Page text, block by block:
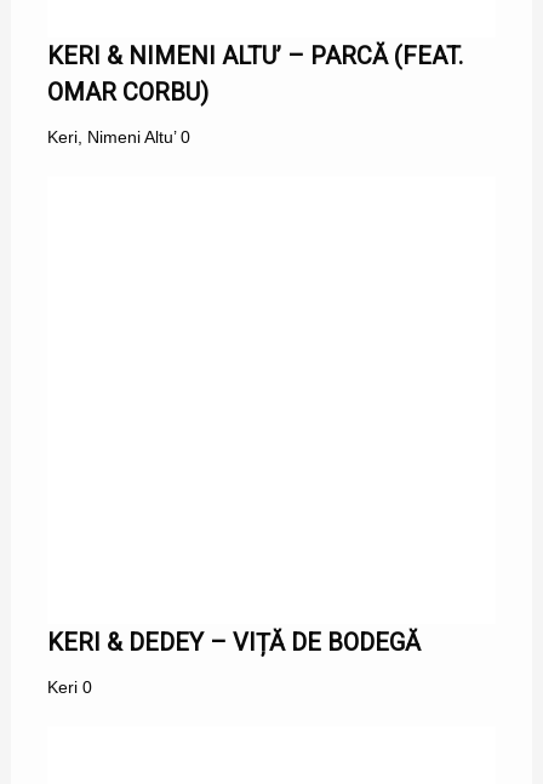
KERI & NIMENI ALTU’ – PARCĂ (FEAT.
OMAR CORBU)
Keri, Nimeni Altu’ 0
KERI & DEDEY – VIȚĂ DE BODEGĂ
Keri 0